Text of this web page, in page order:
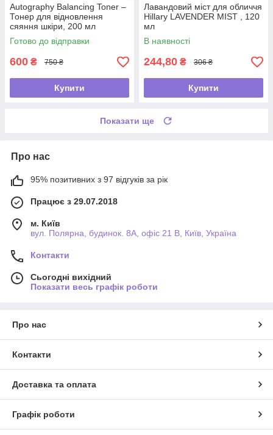
Autography Balancing Toner –
Тонер для відновлення
сяяння шкіри, 200 мл
Готово до відправки
600 ₴ 750 ₴
Купити
Лавандовий міст для обличчя
Hillary LAVENDER MIST , 120
мл
В наявності
244,80 ₴ 306 ₴
Купити
Показати ще
Про нас
95% позитивних з 97 відгуків за рік
Працює з 29.07.2018
м. Київ
вул. Полярна, будинок. 8А, офіс 21 В, Київ, Україна
Контакти
Сьогодні вихідний
Показати весь графік роботи
Про нас
Контакти
Доставка та оплата
Графік роботи